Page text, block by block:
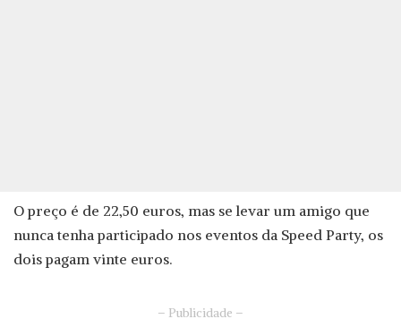
O preço é de 22,50 euros, mas se levar um amigo que
nunca tenha participado nos eventos da Speed Party, os
dois pagam vinte euros.
– Publicidade –